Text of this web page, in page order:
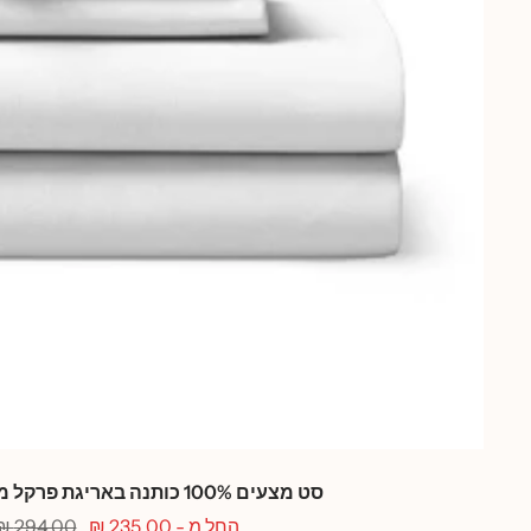
סט מצעים 100% כותנה באריגת פרקל מגוון צבעים
מחיר
החל מ - 235.00 ₪ מחיר
294.00 ₪